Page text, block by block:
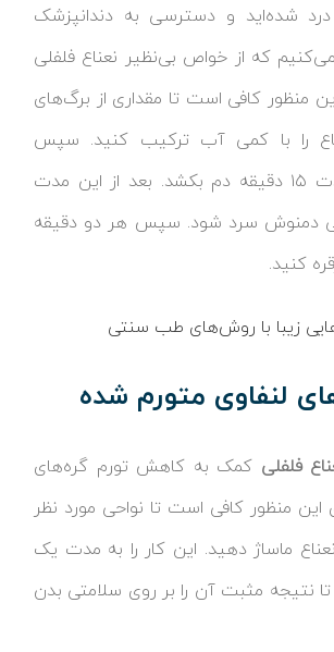
درد شده‌اید و دسترسی به دندانپزشک
می‌کنیم که از خواص بی‌نظیر نعناع فلفلی
این منظور کافی است تا مقداری از برگ‌های
را با کمی آب ترکیب کنید. سپس
بگذارید تا به مدت ۱۵ دقیقه دم بکشد. بعد از این مدت
دمنوش سرد شود. سپس هر دو دقیقه
کنید.
زیبا با روش‌های طب سنتی
لنفاوی متورم شده
فلفلی کمک به کاهش تورم گره‌های
این منظور کافی است تا نواحی مورد نظر
ماساژ دهید. این کار را به مدت یک
تا نتیجه مثبت آن را بر روی سلامتی بدن